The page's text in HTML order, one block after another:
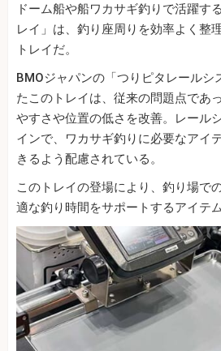
ドーム船や船ワカサギ釣りで活躍す
レイ」は、釣り座周りを効率よく整
トレイだ。
BMOジャパンの「つりピタレールシ
たこのトレイは、従来の問題点であ
やすさや位置の低さを改善。レール
インで、ワカサギ釣りに必要なアイ
きるよう配慮されている。
このトレイの登場により、釣り場で
適な釣り時間をサポートするアイテ